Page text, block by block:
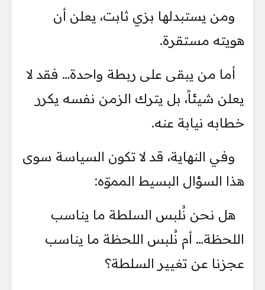
ومن يستبدلها بزي ثابت، يعلن أن
هويته مستقرة.
أما من يبقى على ربطة واحدة… فقد لا
يعلن شيئاً، بل يترك الزمن نفسه يكرر
خطابه نيابة عنه.
وفي النهاية، قد لا تكون السياسة سوى
هذا السؤال البسيط المموّه:
هل نحن نُلبس السلطة ما يناسب
اللحظة… أم نُلبس اللحظة ما يناسب
عجزنا عن تغيير السلطة؟